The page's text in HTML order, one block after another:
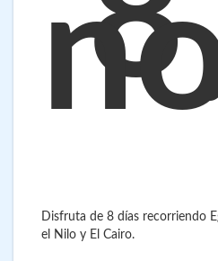
Disfruta de 8 días recorriendo
el Nilo y El Cairo.